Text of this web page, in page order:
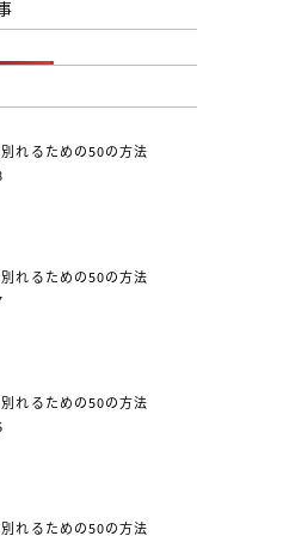
れるための50の方法
れるための50の方法
れるための50の方法
れるための50の方法